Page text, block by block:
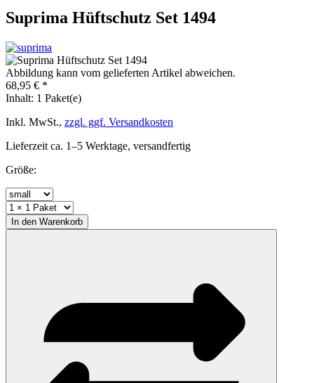
Suprima Hüftschutz Set 1494
Abbildung kann vom gelieferten Artikel abweichen.
68,95 € *
Inhalt: 1 Paket(e)
Inkl. MwSt., zzgl. ggf. Versandkosten
Lieferzeit ca. 1–5 Werktage, versandfertig
Größe:
In den Warenkorb